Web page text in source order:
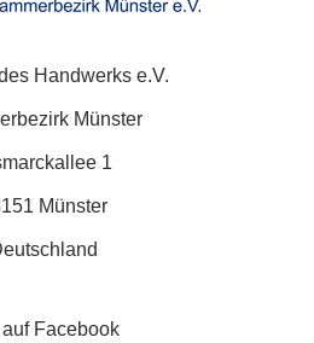
Handwerks e.V.
Münster
1
Münster
Facebook